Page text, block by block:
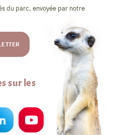
du parc, envoyée par notre
sur les